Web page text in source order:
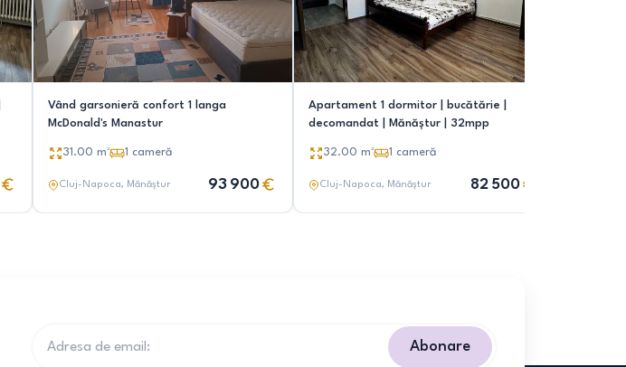
Vând garsonieră confort 1 langa
McDonald's Manastur
31.00 m² 1 cameră
Cluj-Napoca, Mănăștur 93 900
Apartament 1 dormitor | bucătărie |
decomandat | Mănăștur | 32mpp
32.00 m² 1 cameră
Cluj-Napoca, Mănăștur 82 500
Abonare